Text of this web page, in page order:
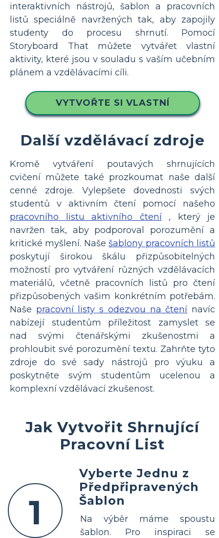
interaktivních nástrojů, šablon a pracovních
listů speciálně navržených tak, aby zapojily
studenty do procesu shrnutí. Pomocí
Storyboard That můžete vytvářet vlastní
aktivity, které jsou v souladu s vaším učebním
plánem a vzdělávacími cíli.
VYTVOŘTE SI VLASTNÍ
Další vzdělávací zdroje
Kromě vytváření poutavých shrnujících
cvičení můžete také prozkoumat naše další
cenné zdroje. Vylepšete dovednosti svých
studentů v aktivním čtení pomocí našeho
pracovního listu aktivního čtení, který je
navržen tak, aby podporoval porozumění a
kritické myšlení. Našešablony pracovních listů
poskytují širokou škálu přizpůsobitelných
možností pro vytváření různých vzdělávacích
materiálů, včetně pracovních listů pro čtení
přizpůsobených vašim konkrétním potřebám.
Naše pracovní listy s odezvou na čtení navíc
nabízejí studentům příležitost zamyslet se
nad svými čtenářskými zkušenostmi a
prohloubit své porozumění textu. Zahrňte tyto
zdroje do své sady nástrojů pro výuku a
poskytněte svým studentům ucelenou a
komplexní vzdělávací zkušenost.
Jak Vytvořit Shrnující
Pracovní List
1
Vyberte Jednu z
Předpřipravených
Šablon
Na výběr máme spoustu
šablon. Pro inspiraci se